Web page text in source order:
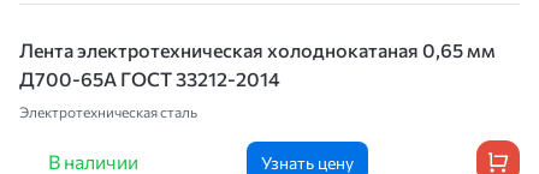
Лента электротехническая холоднокатаная 0,65 мм
Д700-65А ГОСТ 33212-2014
Электротехническая сталь
В наличии Узнать цену